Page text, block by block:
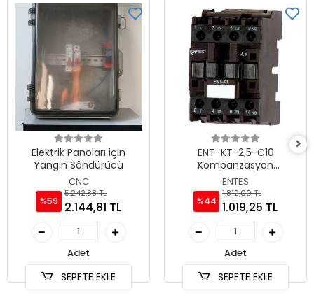
Elektrik Panoları için
Yangın Söndürücü
CNC
%59
5.242,88 TL
2.144,81 TL
Adet
SEPETE EKLE
ENT-KT-2,5-C10
Kompanzasyon
Kontaktörü
ENTES
%44
1.812,00 TL
1.019,25 TL
Adet
SEPETE EKLE